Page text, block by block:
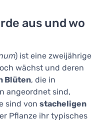
aus und wo
) ist eine zweijährige
wächst und deren
Blüten, die in
angeordnet sind,
sind von stacheligen
Pflanze ihr typisches